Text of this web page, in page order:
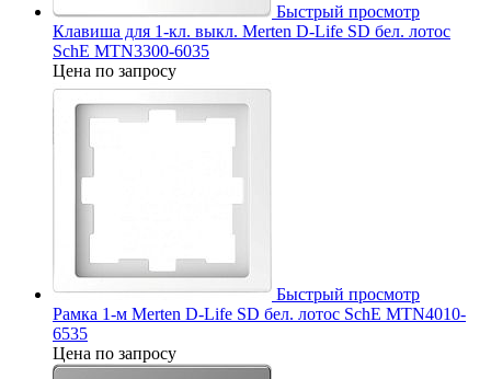
Быстрый просмотр
Клавиша для 1-кл. выкл. Merten D-Life SD бел. лотос
SchE MTN3300-6035
Цена по запросу
Быстрый просмотр
Рамка 1-м Merten D-Life SD бел. лотос SchE MTN4010-
6535
Цена по запросу